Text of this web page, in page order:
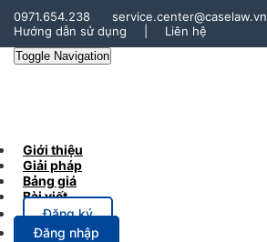
0971.654.238
service.center@caselaw.vn
Hướng dẫn sử dụng
Liên hệ
Toggle Navigation
Giới thiệu
Giải pháp
Bảng giá
Bài viết
Đăng ký
Đăng nhập